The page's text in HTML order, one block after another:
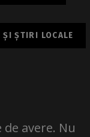
ȘTIRI LOCALE
avere. Nu